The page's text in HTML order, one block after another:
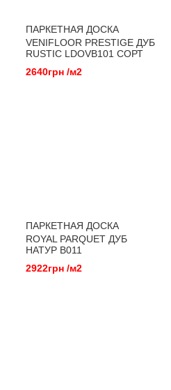
ПАРКЕТНАЯ ДОСКА
VENIFLOOR PRESTIGE ДУБ
RUSTIC LDOVB101 СОРТ
2640грн /м2
ПАРКЕТНАЯ ДОСКА
ROYAL PARQUET ДУБ
НАТУР B011
2922грн /м2